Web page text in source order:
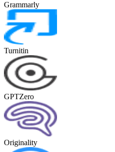
Grammarly
Turnitin
GPTZero
Originality